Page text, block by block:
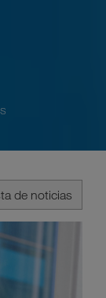
de noticias